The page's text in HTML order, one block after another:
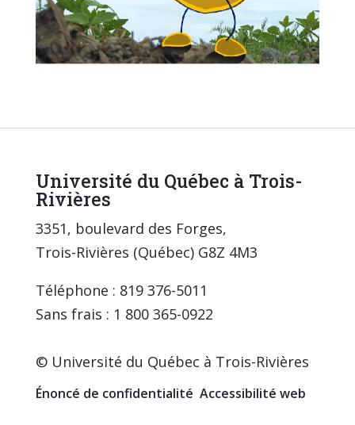
Université du Québec à Trois-
Rivières
3351, boulevard des Forges,
Trois-Rivières (Québec) G8Z 4M3
Téléphone : 819 376-5011
Sans frais : 1 800 365-0922
© Université du Québec à Trois-Rivières
Énoncé de confidentialité Accessibilité web